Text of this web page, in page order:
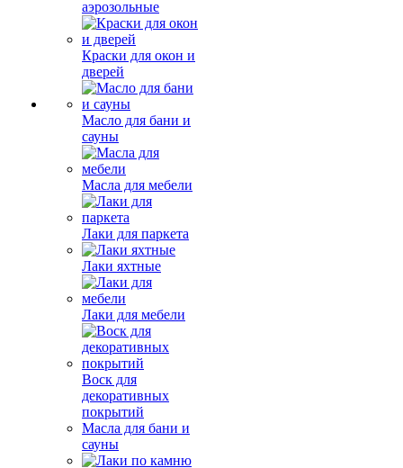
аэрозольные
Краски для окон и
дверей
Масло для бани и
сауны
Масла для мебели
Лаки для паркета
Лаки яхтные
Лаки для мебели
Воск для
декоративных
покрытий
Масла для бани и
сауны